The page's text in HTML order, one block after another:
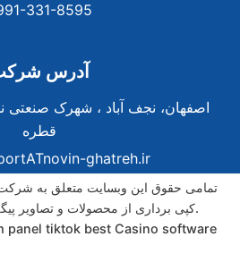
331-8595
آدرس
اصفهان، نجف آباد ، شهرک صنعتی
قطره
ghatreh.ir
تمامی حقوق این وبسایت متعلق به
کپی برداری از محصولات و تصاویر پیگرد قانونی خواهد داشت.
panel tiktok best Casino software